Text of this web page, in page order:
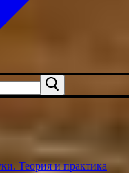
Теория и практика